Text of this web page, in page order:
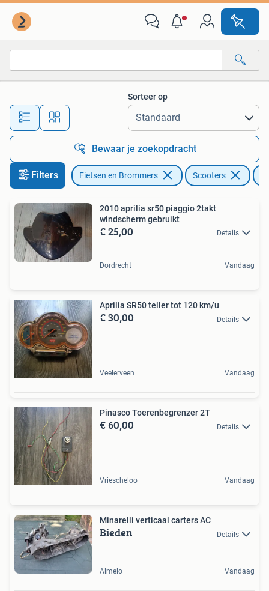
Alle afstanden…
Sorteer op
Bewaar je zoekopdracht
Filters Fietsen en Brommers Scooters
2010 aprilia sr50 piaggio 2takt
windscherm gebruikt
€ 25,00 Details
Dordrecht Vandaag
Aprilia SR50 teller tot 120 km/u
€ 30,00 Details
Veelerveen Vandaag
Pinasco Toerenbegrenzer 2T
€ 60,00 Details
Vriescheloo Vandaag
Minarelli verticaal carters AC
Bieden Details
Almelo Vandaag